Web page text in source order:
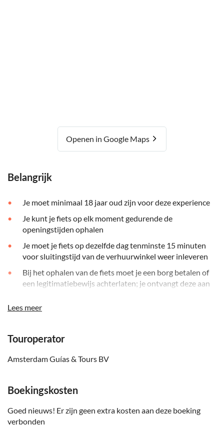
Openen in Google Maps
Belangrijk
Je moet minimaal 18 jaar oud zijn voor deze experience
Je kunt je fiets op elk moment gedurende de
openingstijden ophalen
Je moet je fiets op dezelfde dag tenminste 15 minuten
voor sluitingstijd van de verhuurwinkel weer inleveren
Bij het ophalen van de fiets moet je een borg betalen of
een legitimatiebewijs achterlaten; je ontvangt deze aan
Je moet op de hoogte zijn van de fietsregels
Neem voor de zekerheid ook een regenjas mee
Lees meer
Touroperator
Amsterdam Guías & Tours BV
Boekingskosten
Goed nieuws! Er zijn geen extra kosten aan deze boeking
verbonden